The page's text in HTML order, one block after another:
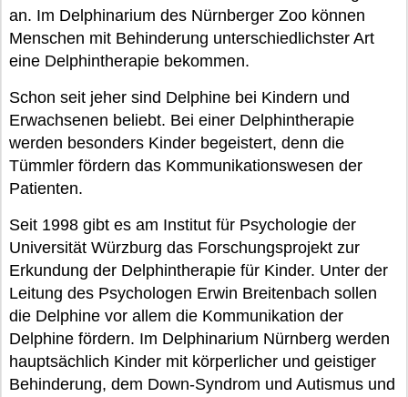
an. Im Delphinarium des Nürnberger Zoo können
Menschen mit Behinderung unterschiedlichster Art
eine Delphintherapie bekommen.
Schon seit jeher sind Delphine bei Kindern und
Erwachsenen beliebt. Bei einer Delphintherapie
werden besonders Kinder begeistert, denn die
Tümmler fördern das Kommunikationswesen der
Patienten.
Seit 1998 gibt es am Institut für Psychologie der
Universität Würzburg das Forschungsprojekt zur
Erkundung der Delphintherapie für Kinder. Unter der
Leitung des Psychologen Erwin Breitenbach sollen
die Delphine vor allem die Kommunikation der
Delphine fördern. Im Delphinarium Nürnberg werden
hauptsächlich Kinder mit körperlicher und geistiger
Behinderung, dem Down-Syndrom und Autismus und